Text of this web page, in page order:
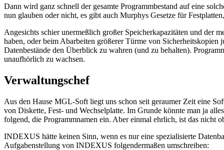
Dann wird ganz schnell der gesamte Programmbestand auf eine
nun glauben oder nicht, es gibt auch Murphys Gesetze für
Angesichts schier unermeßlich großer Speicherkapazitäten und der
haben, oder beim Abarbeiten größerer Türme von Sicherheitskopien
Datenbestände den Überblick zu wahren (und zu behalten).
unaufhörlich zu wachsen.
Verwaltungschef
Aus den Hause MGL-Soft liegt uns schon seit geraumer Zeit eine
von Diskette, Fest- und Wechselplatte. Im Grunde könnte man ja
folgend, die Programmnamen ein. Aber einmal ehrlich, ist das nicht
INDEXUS hätte keinen Sinn, wenn es nur eine spezialisierte
Aufgabenstellung von INDEXUS folgendermaßen umschreiben: